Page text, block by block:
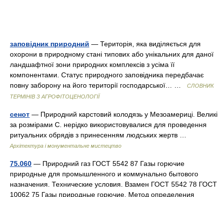
заповідник природний — Територія, яка виділяється для
охорони в природному стані типових або унікальних для даної
ландшафтної зони природних комплексів з усіма її
компонентами. Статус природного заповідника передбачає
повну заборону на його території господарської… …
СЛОВНИК
ТЕРМІНІВ З АГРОФІТОЦЕНОЛОГІЇ
сенот — Природний карстовий колодязь у Мезоамериці. Великі
за розмірами С. нерідко використовувалися для проведення
ритуальних обрядів з принесенням людських жертв …
Архітектура і монументальне мистецтво
75.060 — Природний газ ГОСТ 5542 87 Газы горючие
природные для промышленного и коммунально бытового
назначения. Технические условия. Взамен ГОСТ 5542 78 ГОСТ
10062 75 Газы природные горючие. Метод определения